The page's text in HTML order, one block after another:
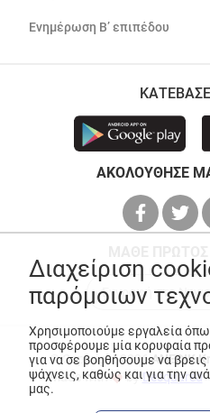
Ενημέρωση Β’ επιπέδου
ΑΚΟΛΟΥΘΗΣΕ
© Copyright 2026ANEDIK
Made with
byDesquared
Διαχείριση
παρόμοιων
Χρησιμοποιούμε εργαλεία
προσφέρουμε μία κορυφαία
για να σε βοηθήσουμε να
ψάχνεις, καθώς και για την
μας.